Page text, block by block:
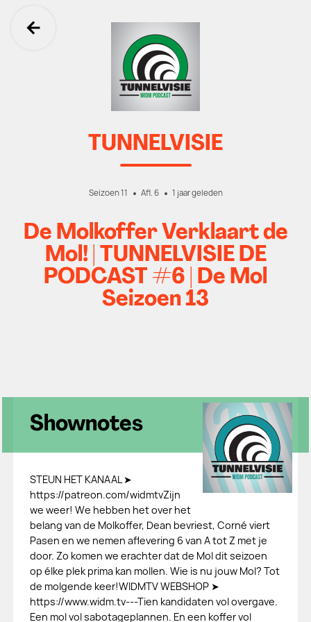
Ga terug
TUNNELVISIE
Seizoen 11 Afl. 6 1 jaar geleden
De Molkoffer Verklaart de
Mol! | TUNNELVISIE DE
PODCAST #6 | De Mol
Seizoen 13
Shownotes
STEUN HET KANAAL ➤
https://patreon.com/widmtvZijn
we weer! We hebben het over het
belang van de Molkoffer, Dean bevriest, Corné viert
Pasen en we nemen aflevering 6 van A tot Z met je
door. Zo komen we erachter dat de Mol dit seizoen
op élke plek prima kan mollen. Wie is nu jouw Mol? Tot
de molgende keer!WIDMTV WEBSHOP ➤
https://www.widm.tv---Tien kandidaten vol overgave.
Een mol vol sabotageplannen. En een koffer vol